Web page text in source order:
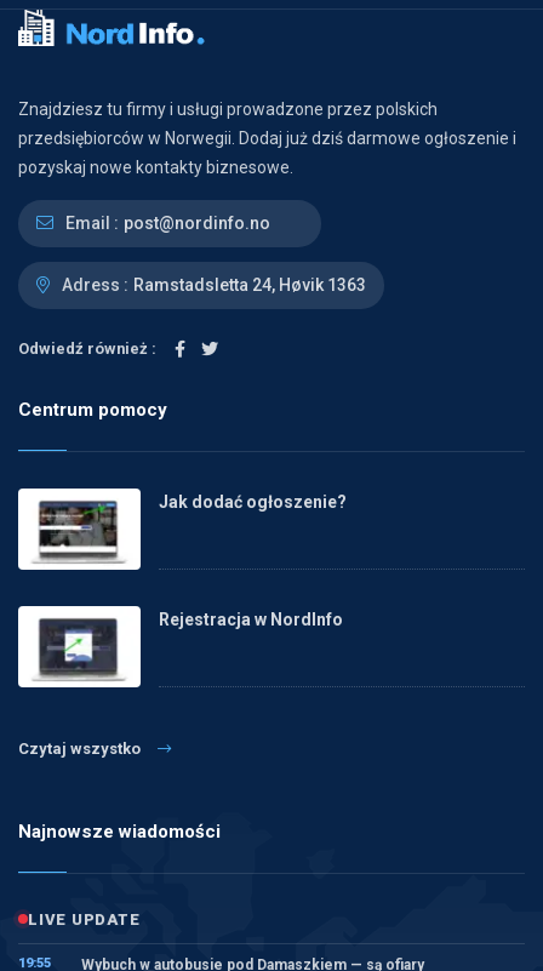
Znajdziesz tu firmy i usługi prowadzone przez polskich
przedsiębiorców w Norwegii. Dodaj już dziś darmowe ogłoszenie i
pozyskaj nowe kontakty biznesowe.
Email : post@nordinfo.no
Adress : Ramstadsletta 24, Høvik 1363
Odwiedź również :
Centrum pomocy
Jak dodać ogłoszenie?
Rejestracja w NordInfo
Czytaj wszystko
Najnowsze wiadomości
LIVE UPDATE
19:55 Wybuch w autobusie pod Damaszkiem — są ofiary